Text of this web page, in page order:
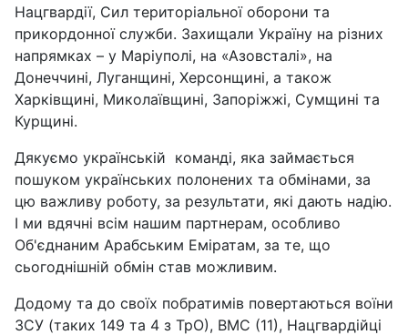
Нацгвардії, Сил територіальної оборони та
прикордонної служби. Захищали Україну на різних
напрямках – у Маріуполі, на «Азовсталі», на
Донеччині, Луганщині, Херсонщині, а також
Харківщині, Миколаївщині, Запоріжжі, Сумщині та
Курщині.
Дякуємо українській команді, яка займається
пошуком українських полонених та обмінами, за
цю важливу роботу, за результати, які дають надію.
І ми вдячні всім нашим партнерам, особливо
Об'єднаним Арабським Еміратам, за те, що
сьогоднішній обмін став можливим.
Додому та до своїх побратимів повертаються воїни
ЗСУ (таких 149 та 4 з ТрО), ВМС (11), Нацгвардійці